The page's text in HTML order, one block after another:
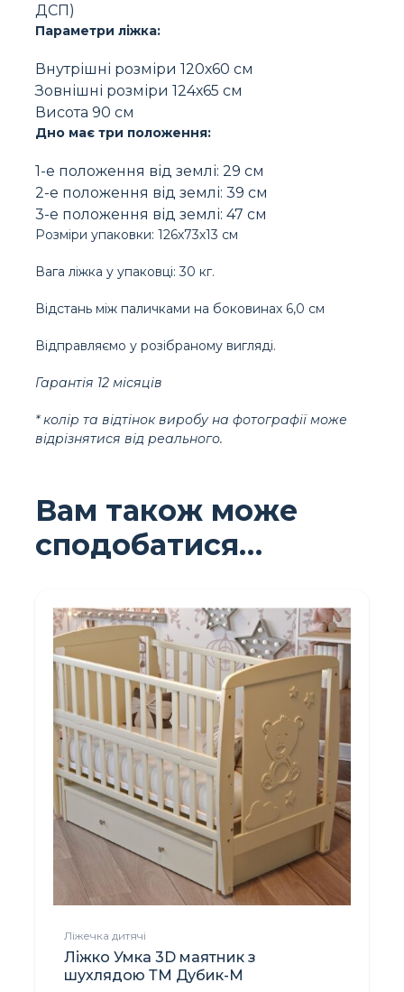
ДСП)
Параметри ліжка:
Внутрішні розміри 120х60 см
Зовнішні розміри 124х65 см
Висота 90 см
Дно має три положення:
1-е положення від землі: 29 см
2-е положення від землі: 39 см
3-е положення від землі: 47 см
Розміри упаковки: 126х73х13 см
Вага ліжка у упаковці: 30 кг.
Відстань між паличками на боковинах 6,0 см
Відправляємо у розібраному вигляді.
Гарантія 12 місяців
* колір та відтінок виробу на фотографії може
відрізнятися від реального.
Вам також може
сподобатися…
Ліжечка дитячі
Ліжко Умка 3D маятник з
шухлядою ТМ Дубик-М